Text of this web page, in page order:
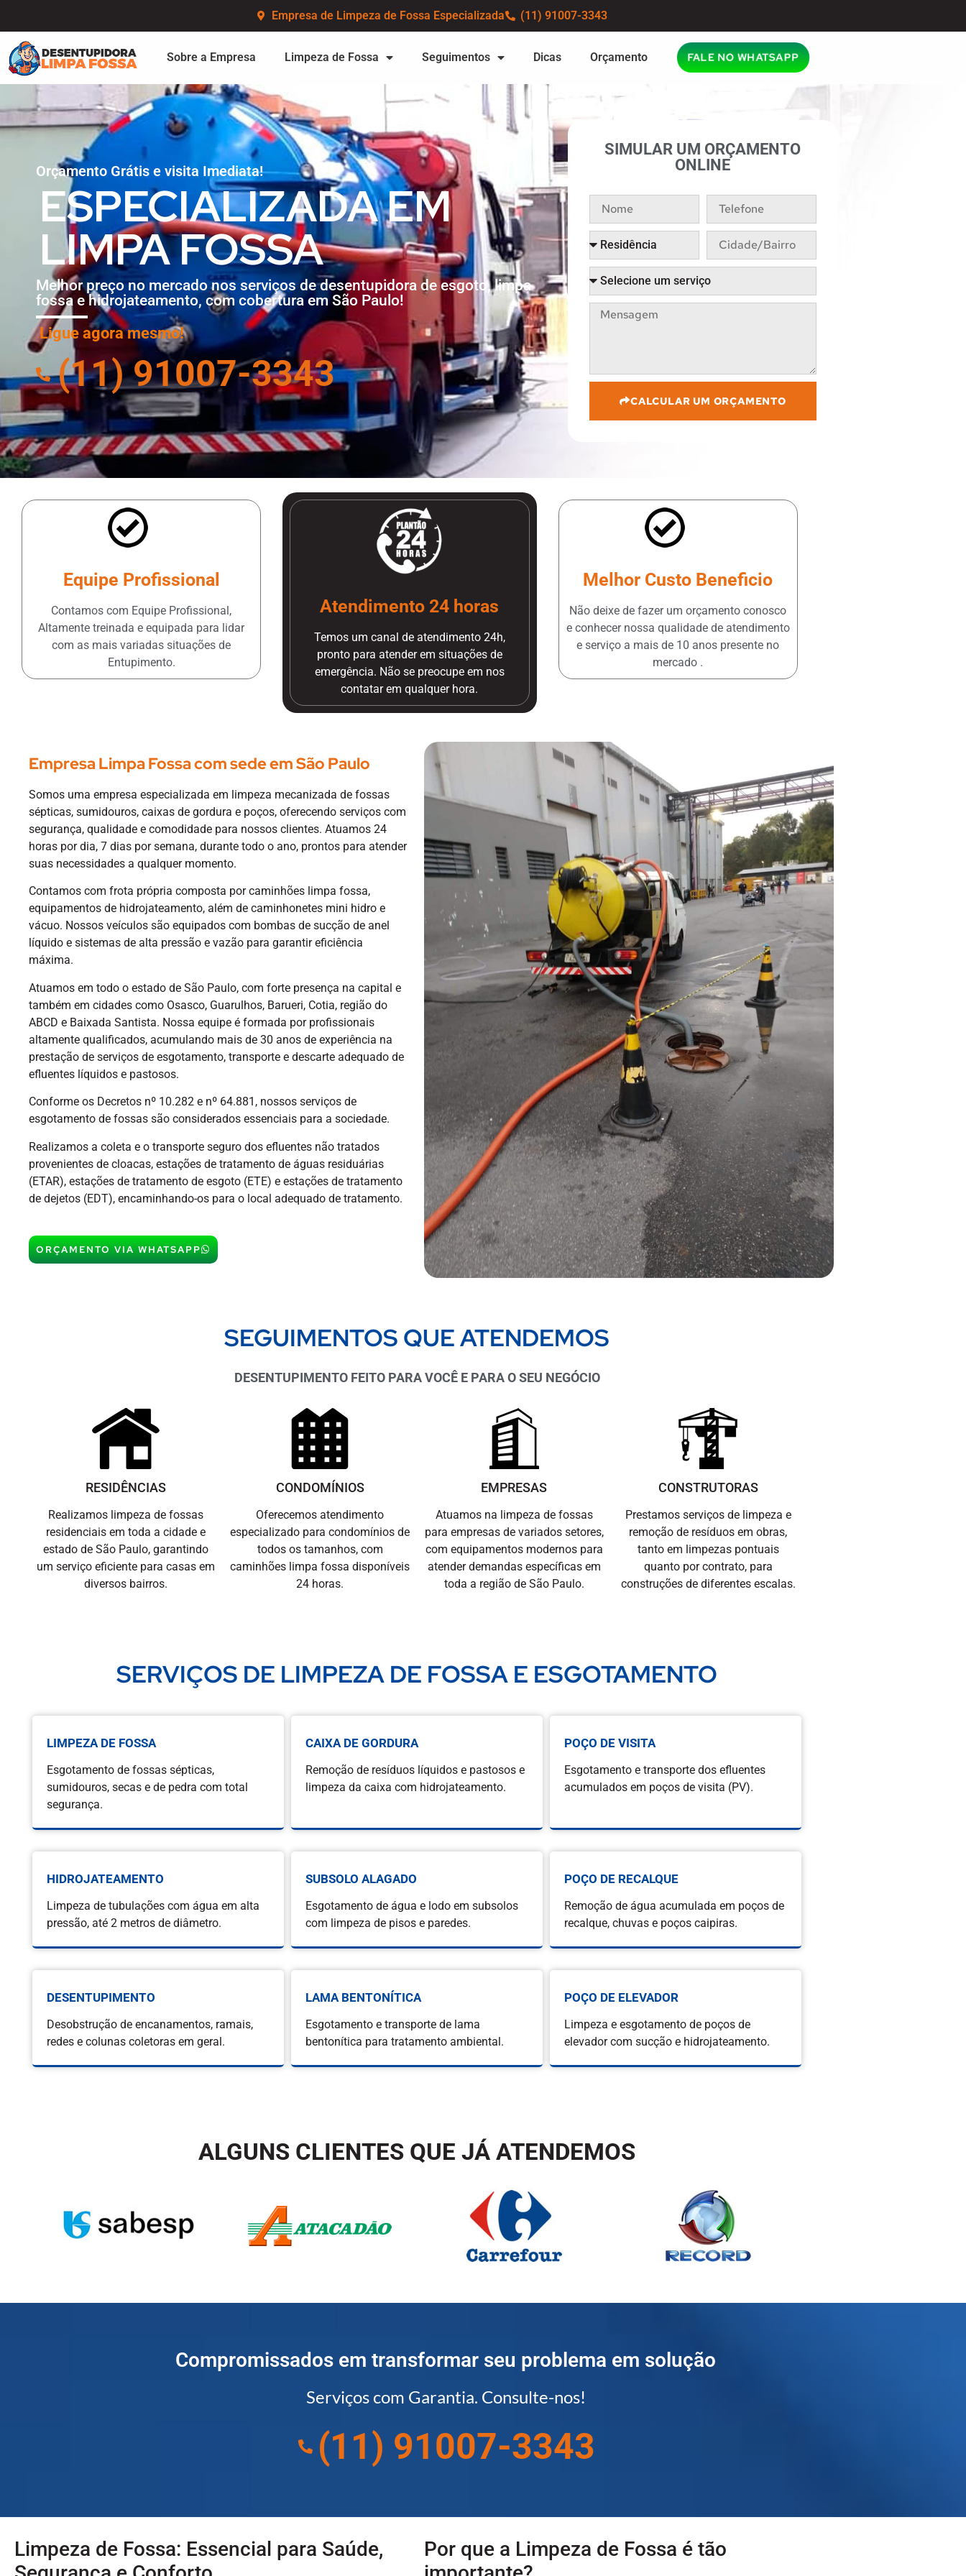
Empresa de Limpeza de Fossa Especializada (11) 91007-3343
Sobre a Empresa Limpeza de Fossa Seguimentos Dicas Orçamento FALE NO WHATSAPP
Orçamento Grátis e visita Imediata!
ESPECIALIZADA EM
LIMPA FOSSA
Melhor preço no mercado nos serviços de desentupidora de esgoto, limpa
fossa e hidrojateamento, com cobertura em São Paulo!
Ligue agora mesmo!
(11) 91007-3343
SIMULAR UM ORÇAMENTO
ONLINE
CALCULAR UM ORÇAMENTO
Equipe Profissional
Contamos com Equipe Profissional,
Altamente treinada e equipada para lidar
com as mais variadas situações de
Entupimento.
Atendimento 24 horas
Temos um canal de atendimento 24h,
pronto para atender em situações de
emergência. Não se preocupe em nos
contatar em qualquer hora.
Melhor Custo Beneficio
Não deixe de fazer um orçamento conosco
e conhecer nossa qualidade de atendimento
e serviço a mais de 10 anos presente no
mercado .
Empresa Limpa Fossa com sede em São Paulo
Somos uma empresa especializada em limpeza mecanizada de fossas
sépticas, sumidouros, caixas de gordura e poços, oferecendo serviços com
segurança, qualidade e comodidade para nossos clientes. Atuamos 24
horas por dia, 7 dias por semana, durante todo o ano, prontos para atender
suas necessidades a qualquer momento.
Contamos com frota própria composta por caminhões limpa fossa,
equipamentos de hidrojateamento, além de caminhonetes mini hidro e
vácuo. Nossos veículos são equipados com bombas de sucção de anel
líquido e sistemas de alta pressão e vazão para garantir eficiência
máxima.
Atuamos em todo o estado de São Paulo, com forte presença na capital e
também em cidades como Osasco, Guarulhos, Barueri, Cotia, região do
ABCD e Baixada Santista. Nossa equipe é formada por profissionais
altamente qualificados, acumulando mais de 30 anos de experiência na
prestação de serviços de esgotamento, transporte e descarte adequado de
efluentes líquidos e pastosos.
Conforme os Decretos nº 10.282 e nº 64.881, nossos serviços de
esgotamento de fossas são considerados essenciais para a sociedade.
Realizamos a coleta e o transporte seguro dos efluentes não tratados
provenientes de cloacas, estações de tratamento de águas residuárias
(ETAR), estações de tratamento de esgoto (ETE) e estações de tratamento
de dejetos (EDT), encaminhando-os para o local adequado de tratamento.
ORÇAMENTO VIA WHATSAPP
SEGUIMENTOS QUE ATENDEMOS
DESENTUPIMENTO FEITO PARA VOCÊ E PARA O SEU NEGÓCIO
RESIDÊNCIAS
Realizamos limpeza de fossas
residenciais em toda a cidade e
estado de São Paulo, garantindo
um serviço eficiente para casas em
diversos bairros.
CONDOMÍNIOS
Oferecemos atendimento
especializado para condomínios de
todos os tamanhos, com
caminhões limpa fossa disponíveis
24 horas.
EMPRESAS
Atuamos na limpeza de fossas
para empresas de variados setores,
com equipamentos modernos para
atender demandas específicas em
toda a região de São Paulo.
CONSTRUTORAS
Prestamos serviços de limpeza e
remoção de resíduos em obras,
tanto em limpezas pontuais
quanto por contrato, para
construções de diferentes escalas.
SERVIÇOS DE LIMPEZA DE FOSSA E ESGOTAMENTO
LIMPEZA DE FOSSA
Esgotamento de fossas sépticas,
sumidouros, secas e de pedra com total
segurança.
CAIXA DE GORDURA
Remoção de resíduos líquidos e pastosos e
limpeza da caixa com hidrojateamento.
POÇO DE VISITA
Esgotamento e transporte dos efluentes
acumulados em poços de visita (PV).
HIDROJATEAMENTO
Limpeza de tubulações com água em alta
pressão, até 2 metros de diâmetro.
SUBSOLO ALAGADO
Esgotamento de água e lodo em subsolos
com limpeza de pisos e paredes.
POÇO DE RECALQUE
Remoção de água acumulada em poços de
recalque, chuvas e poços caipiras.
DESENTUPIMENTO
Desobstrução de encanamentos, ramais,
redes e colunas coletoras em geral.
LAMA BENTONÍTICA
Esgotamento e transporte de lama
bentonítica para tratamento ambiental.
POÇO DE ELEVADOR
Limpeza e esgotamento de poços de
elevador com sucção e hidrojateamento.
ALGUNS CLIENTES QUE JÁ ATENDEMOS
Compromissados em transformar seu problema em solução
Serviços com Garantia. Consulte-nos!
(11) 91007-3343
Limpeza de Fossa: Essencial para Saúde,
Por que a Limpeza de Fossa é tão